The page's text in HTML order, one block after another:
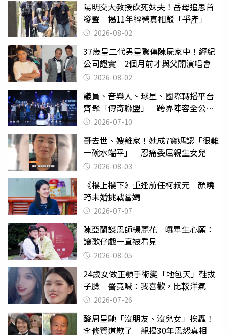
陽明交大教授砍死妹夫！岳母追思首
發聲 揭11年經營真相駁「爭產」
2026-08-02
37歲星二代男星驚傳陳屍家中！經紀
公司證實 2個月前才與父開演唱會
2026-08-02
議員、音樂人、球星、國際轉播平台
齊聚「傳奇聯盟」 跨界陣容全公
開 劍指亞洲新傳奇聯賽
2026-07-10
哥去世、嫂離家！她成7寶媽認「很難
一碗水端平」 忍痛委屈親生女兒
2026-08-03
《樓上樓下》重逢前任柯叔元 顏曉
筠未婚挑戰當媽
2026-07-07
陳亞蘭談恩師楊麗花 曝畢生心願：
讓歌仔戲一直被看見
2026-08-05
24歲女做正顎手術變「地包天」鞋拔
子臉 醫竟喊：我喜歡，比較洋氣
2026-07-26
酸周星馳「沒朋友、沒兒女」挨轟！
李修賢道歉了 親揭30年恩怨真相